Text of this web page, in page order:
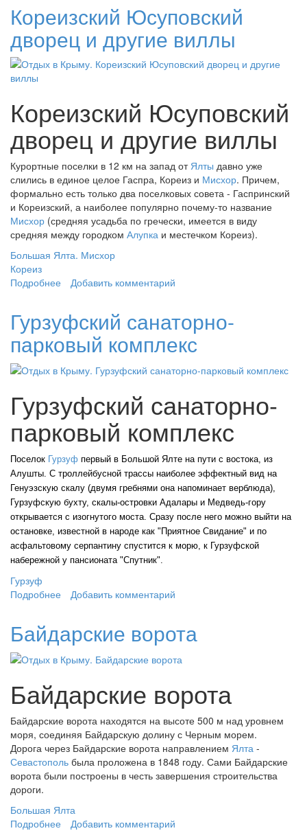
Кореизский Юсуповский
дворец и другие виллы
Кореизский Юсуповский
дворец и другие виллы
Курортные поселки в 12 км на запад от Ялты давно уже
слились в единое целое Гаспра, Кореиз и Мисхор. Причем,
формально есть только два поселковых совета - Гаспринский
и Кореизский, а наиболее популярно почему-то название
Мисхор (средняя усадьба по гречески, имеется в виду
средняя между городком Алупка и местечком Кореиз).
Большая Ялта. Мисхор
Кореиз
Подробнее о Кореизский Юсуповский дворец и другие виллы
Добавить комментарий
Гурзуфский санаторно-
парковый комплекс
Гурзуфский санаторно-
парковый комплекс
Поселок Гурзуф первый в Большой Ялте на пути с востока, из
Алушты. С троллейбусной трассы наиболее эффектный вид на
Генуэзскую скалу (двумя гребнями она напоминает верблюда),
Гурзуфскую бухту, скалы-островки Адалары и Медведь-гору
открывается с изогнутого моста. Сразу после него можно выйти на
остановке, известной в народе как "Приятное Свидание" и по
асфальтовому серпантину спустится к морю, к Гурзуфской
набережной у пансионата "Спутник".
Гурзуф
Подробнее о Гурзуфский санаторно-парковый комплекс
Добавить комментарий
Байдарские ворота
Байдарские ворота
Байдарские ворота находятся на высоте 500 м над уровнем
моря, соединяя Байдарскую долину с Черным морем.
Дорога через Байдарские ворота направлением Ялта -
Севастополь была проложена в 1848 году. Сами Байдарские
ворота были построены в честь завершения строительства
дороги.
Большая Ялта
Подробнее о Байдарские ворота
Добавить комментарий